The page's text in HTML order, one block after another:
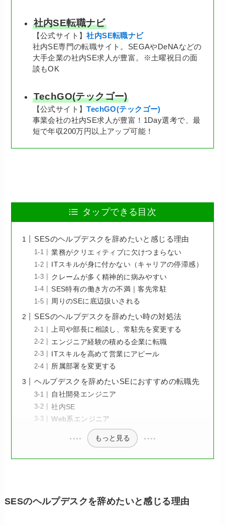
社内SE転職ナビ
【公式サイト】社内SE転職ナビ
社内SE専門の転職サイト。SEGAやDeNAなどの
大手企業の社内SE求人が豊富。※土曜祝日の面
談もOK
TechGO(テックゴー)
【公式サイト】TechGO(テックゴー)
事業会社の社内SE求人が豊富！1Day選考で、最
短で年収200万円以上アップ可能！
タップできる目次
SESのヘルプデスクを辞めたいと感じる理由
業務がクリエィティブに欠けつまらない
ITスキルが身に付かない（キャリアの停滞感）
クレームが多く精神的に病みやすい
SES特有の働き方の不満｜客先常駐
周りのSEに底辺扱いされる
SESのヘルプデスクを辞めたい時の対処法
上司や部長に相談し、常駐先を変更する
エンジニア経験の積める企業に転職
ITスキルを高めて営業にアピール
所属部署を変更する
ヘルプデスクを辞めたいSEにおすすめの転職先
自社開発エンジニア
社内SE
Web系エンジニア
もっと見る
SESのヘルプデスクを辞めたいと感じる理由